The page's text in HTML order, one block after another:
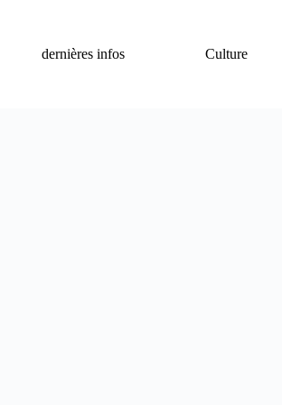
dernières infos
Culture